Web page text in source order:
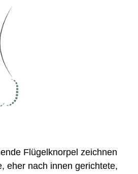
Flügelknorpel zeichnen
eher nach innen gerichtete,